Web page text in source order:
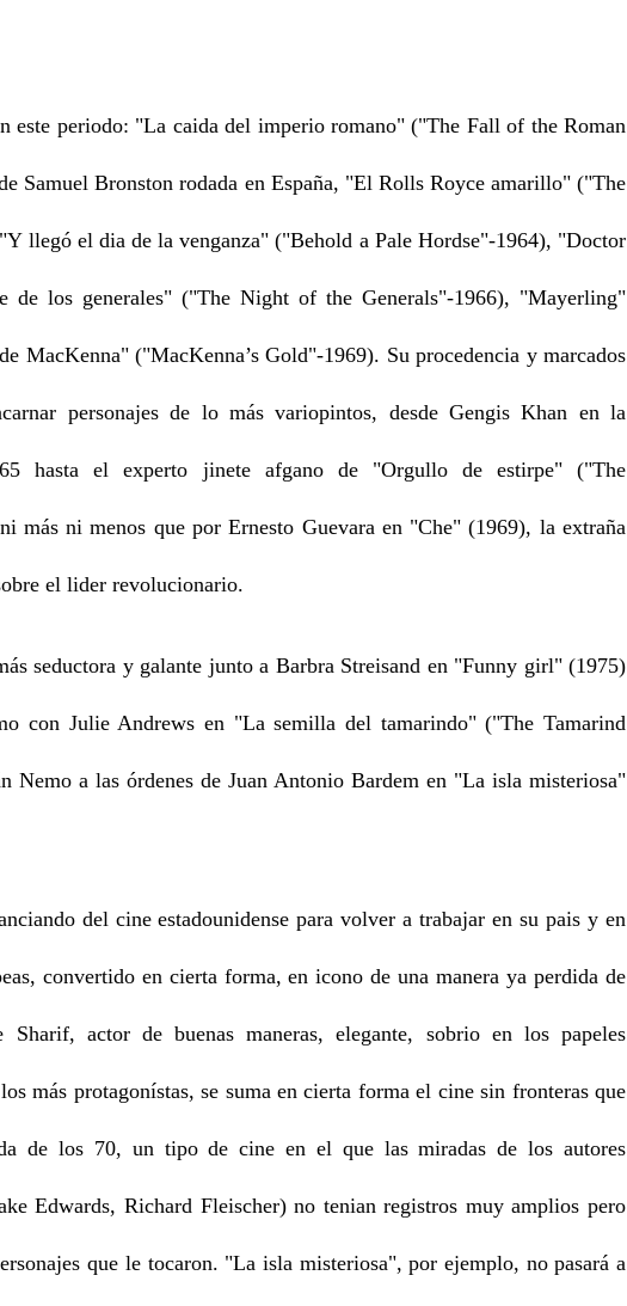
este periodo: "La caida del imperio romano" ("The Fall of the Roman
Samuel Bronston rodada en España, "El Rolls Royce amarillo" ("The
llegó el dia de la venganza" ("Behold a Pale Hordse"-1964), "Doctor
de los generales" ("The Night of the Generals"-1966), "Mayerling"
MacKenna" ("MacKenna’s Gold"-1969). Su procedencia y marcados
personajes de lo más variopintos, desde Gengis Khan en la
hasta el experto jinete afgano de "Orgullo de estirpe" ("The
más ni menos que por Ernesto Guevara en "Che" (1969), la extraña
el lider revolucionario.
seductora y galante junto a Barbra Streisand en "Funny girl" (1975)
con Julie Andrews en "La semilla del tamarindo" ("The Tamarind
Nemo a las órdenes de Juan Antonio Bardem en "La isla misteriosa"
del cine estadounidense para volver a trabajar en su pais y en
convertido en cierta forma, en icono de una manera ya perdida de
Sharif, actor de buenas maneras, elegante, sobrio en los papeles
más protagonístas, se suma en cierta forma el cine sin fronteras que
de los 70, un tipo de cine en el que las miradas de los autores
Edwards, Richard Fleischer) no tenian registros muy amplios pero
que le tocaron. "La isla misteriosa", por ejemplo, no pasará a